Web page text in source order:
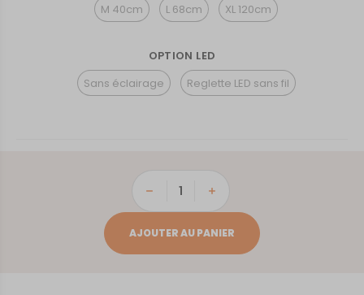
M 40cm
L 68cm XL 120cm
OPTION LED
Sans éclairage
Reglette LED sans fil
quantité
Orléans
AJOUTER AU PANIER